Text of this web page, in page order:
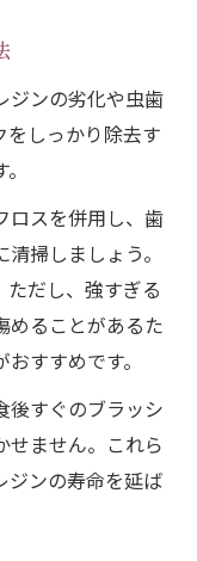
ジンの劣化や虫歯
しっかり除去す
ロスを併用し、歯
掃しましょう。
だし、強すぎる
めることがあるた
すすめです。
後すぐのブラッシ
せません。これら
ジンの寿命を延ば